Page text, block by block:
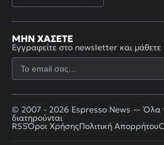
ΜΗΝ ΧΆΣΕΤΕ
Εγγραφείτε στο newsletter και μάθετε
© 2007 - 2026 Espresso News — Όλα
διατηρούνται
RSSΌροι ΧρήσηςΠολιτική Απορρήτου